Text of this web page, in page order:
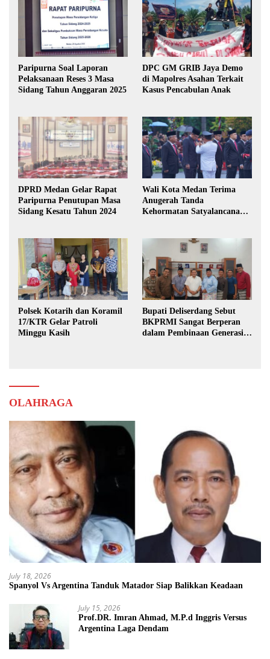
Paripurna Soal Laporan
Pelaksanaan Reses 3 Masa
Sidang Tahun Anggaran 2025
DPC GM GRIB Jaya Demo
di Mapolres Asahan Terkait
Kasus Pencabulan Anak
DPRD Medan Gelar Rapat
Paripurna Penutupan Masa
Sidang Kesatu Tahun 2024
Wali Kota Medan Terima
Anugerah Tanda
Kehormatan Satyalancana
Polsek Kotarih dan Koramil
17/KTR Gelar Patroli
Minggu Kasih
Bupati Deliserdang Sebut
BKPRMI Sangat Berperan
dalam Pembinaan Generasi
OLAHRAGA
July 18, 2026
Spanyol Vs Argentina Tanduk Matador Siap Balikkan Keadaan
July 15, 2026
Prof.DR. Imran Ahmad, M.P.d Inggris Versus
Argentina Laga Dendam